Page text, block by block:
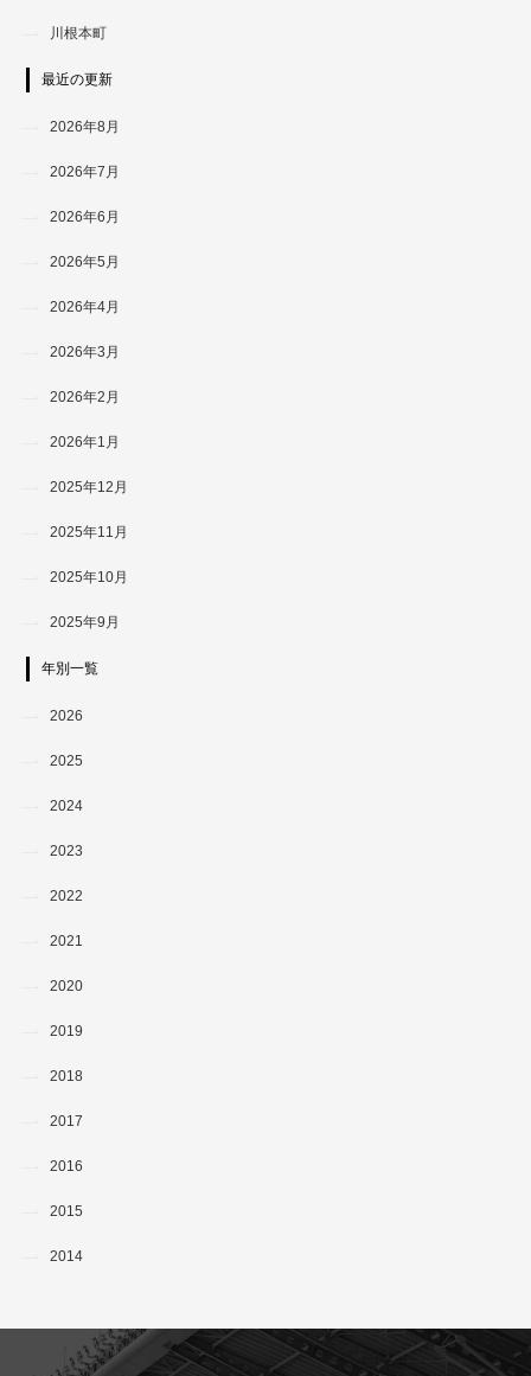
川根本町
最近の更新
2026年8月
2026年7月
2026年6月
2026年5月
2026年4月
2026年3月
2026年2月
2026年1月
2025年12月
2025年11月
2025年10月
2025年9月
年別一覧
2026
2025
2024
2023
2022
2021
2020
2019
2018
2017
2016
2015
2014